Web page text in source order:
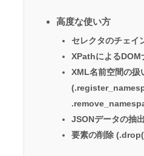
高度な使い方
セレクタのチェイ
XPathによるDOM
XML名前空間の扱
JSONデータの抽
要素の削除